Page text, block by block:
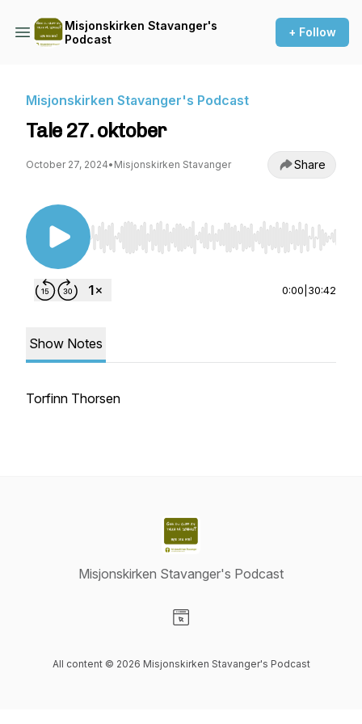
Misjonskirken Stavanger's
Podcast
+ Follow
Misjonskirken Stavanger's Podcast
Tale 27. oktober
October 27, 2024• Misjonskirken Stavanger Share
Use Left/Right to seek, Home/End to jump to
0:00 30:42
Show Notes
Torfinn Thorsen
Misjonskirken Stavanger's Podcast
All content © 2026 Misjonskirken Stavanger's Podcast